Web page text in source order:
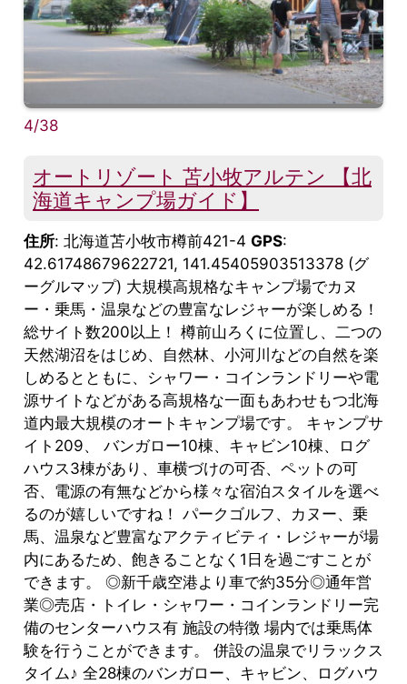
4/38
オートリゾート 苫小牧アルテン 【北
海道キャンプ場ガイド】
住所: 北海道苫小牧市樽前421-4 GPS:
42.61748679622721, 141.45405903513378 (グ
ーグルマップ) 大規模高規格なキャンプ場でカヌ
ー・乗馬・温泉などの豊富なレジャーが楽しめる！
総サイト数200以上！ 樽前山ろくに位置し、二つの
天然湖沼をはじめ、自然林、小河川などの自然を楽
しめるとともに、シャワー・コインランドリーや電
源サイトなどがある高規格な一面もあわせもつ北海
道内最大規模のオートキャンプ場です。 キャンプサ
イト209、 バンガロー10棟、キャビン10棟、ログ
ハウス3棟があり、車横づけの可否、ペットの可
否、電源の有無などから様々な宿泊スタイルを選べ
るのが嬉しいですね！ パークゴルフ、カヌー、乗
馬、温泉など豊富なアクティビティ・レジャーが場
内にあるため、飽きることなく1日を過ごすことが
できます。 ◎新千歳空港より車で約35分◎通年営
業◎売店・トイレ・シャワー・コインランドリー完
備のセンターハウス有 施設の特徴 場内では乗馬体
験を行うことができます。 併設の温泉でリラックス
タイム♪ 全28棟のバンガロー、キャビン、ログハウ